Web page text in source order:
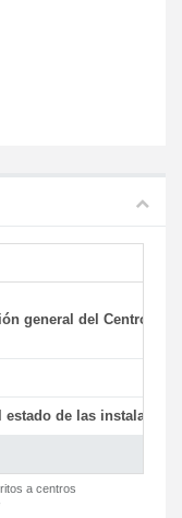
general del Centro y
de las
a centros